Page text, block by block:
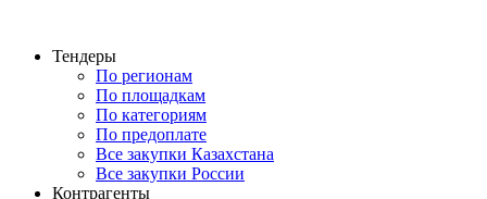
Тендеры
По регионам
По площадкам
По категориям
По предоплате
Все закупки Казахстана
Все закупки России
Контрагенты